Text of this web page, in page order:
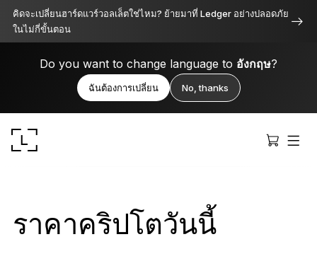
คิดจะเปลี่ยนฮาร์ดแวร์วอลเล็ตใช่ไหม? ย้ายมาที่ Ledger อย่างปลอดภัย
ในไม่กี่ขั้นตอน
Do you want to change language to อังกฤษ?
ฉันต้องการเปลี่ยน No, thanks
ราคาคริปโตวันนี้